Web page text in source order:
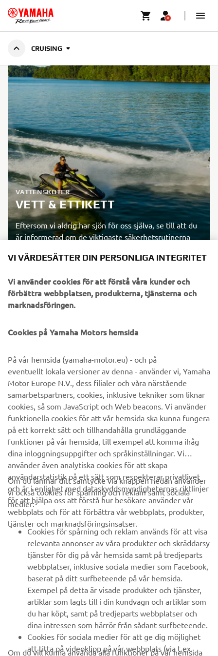
CRUISING
VATTENSKOTER
VETT & ETTIKETT
Eftersom vi aldrig har sjön för oss själva, se till att du
är informerad om de viktigaste säkerhetsrutinerna
LÄS MER
FÖRETAG
B2B
UTFORSKA YAMAHA
FAQ & SUPPORT
NYHETSBREV
Bli först att ta del av de senaste erbjudandena, evenemangen,
nyheterna och mycket mer
VI VÄRDESÄTTER DIN PERSONLIGA INTEGRITET
Vi använder cookies för att förstå våra kunder och
förbättra webbplatsen, produkterna, tjänsterna och
marknadsföringen.
Cookies på Yamaha Motors hemsida
På vår hemsida (yamaha-motor.eu) - och på
eventuellt lokala versioner av denna - använder vi, Yamaha
Motor Europe N.V., dess filialer och våra närstående
samarbetspartners, cookies, inklusive tekniker som liknar
cookies, så som JavaScript och Web beacons. Vi använder
funktionella cookies för att vår hemsida ska kunna fungera
på ett korrekt sätt och tillhandahålla grundläggande
funktioner på vår hemsida, till exempel att komma ihåg
dina inloggningsuppgifter och språkinställningar. Vi
använder även analytiska cookies för att skapa
användarstatistik på ett sätt som respekterar privatlivet
och är i enlighet med dataskyddsmyndigheternas riktlinjer
för att hjälpa oss att förstå hur besökare använder vår
webbplats och för att förbättra vår webbplats, produkter,
tjänster och marknadsföringsinsatser.
Om du lämnar ditt samtycke via knappen nedan använder
vi också cookies för spårning och reklam samt sociala
medier:
Cookies för spårning och reklam används för att visa
relevanta annonser av våra produkter och skräddarsy
tjänster för dig på vår hemsida samt på tredjeparts
webbplatser, inklusive sociala medier som Facebook,
baserat på ditt surfbeteende på vår hemsida.
Exempel på detta är visade produkter och tjänster,
artiklar som lagts till i din kundvagn och artiklar som
du har köpt, samt på tredjeparts webbplatser och
dina intressen som härrör från sådant surfbeteende.
Cookies för sociala medier för att ge dig möjlighet
att titta på videoklipp på vår webbplats (via t.ex.
Om du vill kunna använda alla funktioner på vår hemsida